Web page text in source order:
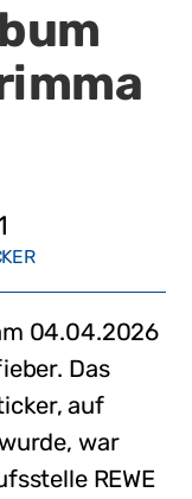
04.04.2026
Das
auf
war
REWE